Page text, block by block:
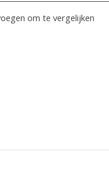
om te vergelijken